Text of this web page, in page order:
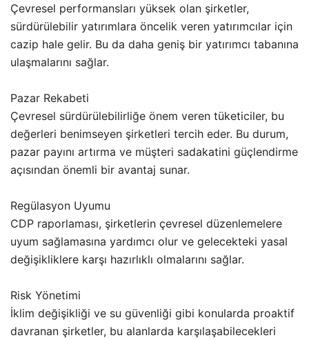
Çevresel performansları yüksek olan şirketler,
sürdürülebilir yatırımlara öncelik veren yatırımcılar için
cazip hale gelir. Bu da daha geniş bir yatırımcı tabanına
ulaşmalarını sağlar.
Pazar Rekabeti
Çevresel sürdürülebilirliğe önem veren tüketiciler, bu
değerleri benimseyen şirketleri tercih eder. Bu durum,
pazar payını artırma ve müşteri sadakatini güçlendirme
açısından önemli bir avantaj sunar.
Regülasyon Uyumu
CDP raporlaması, şirketlerin çevresel düzenlemelere
uyum sağlamasına yardımcı olur ve gelecekteki yasal
değişikliklere karşı hazırlıklı olmalarını sağlar.
Risk Yönetimi
İklim değişikliği ve su güvenliği gibi konularda proaktif
davranan şirketler, bu alanlarda karşılaşabilecekleri